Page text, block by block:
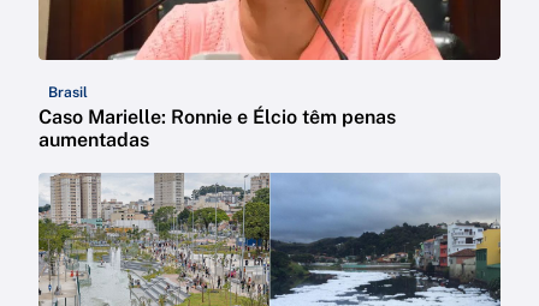
Brasil
Caso Marielle: Ronnie e Élcio têm penas
aumentadas